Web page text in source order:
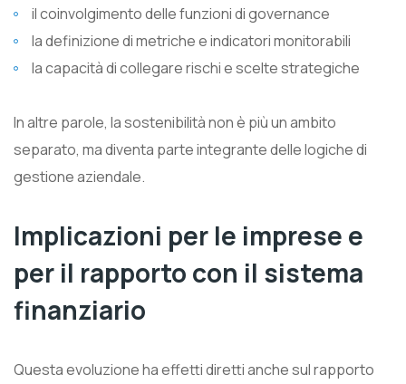
il coinvolgimento delle funzioni di governance
la definizione di metriche e indicatori monitorabili
la capacità di collegare rischi e scelte strategiche
In altre parole, la sostenibilità non è più un ambito
separato, ma diventa parte integrante delle logiche di
gestione aziendale.
Implicazioni per le imprese e
per il rapporto con il sistema
finanziario
Questa evoluzione ha effetti diretti anche sul rapporto